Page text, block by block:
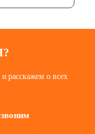
расскажем о всех